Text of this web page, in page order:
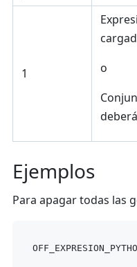
1
o
Ejemplos
Para apagar todas las